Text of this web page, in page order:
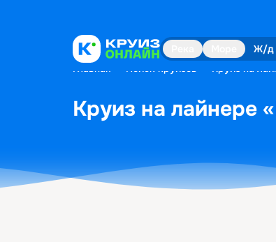
Ж/д
Главная Поиск круизов Круиз на
Круиз на лайнере